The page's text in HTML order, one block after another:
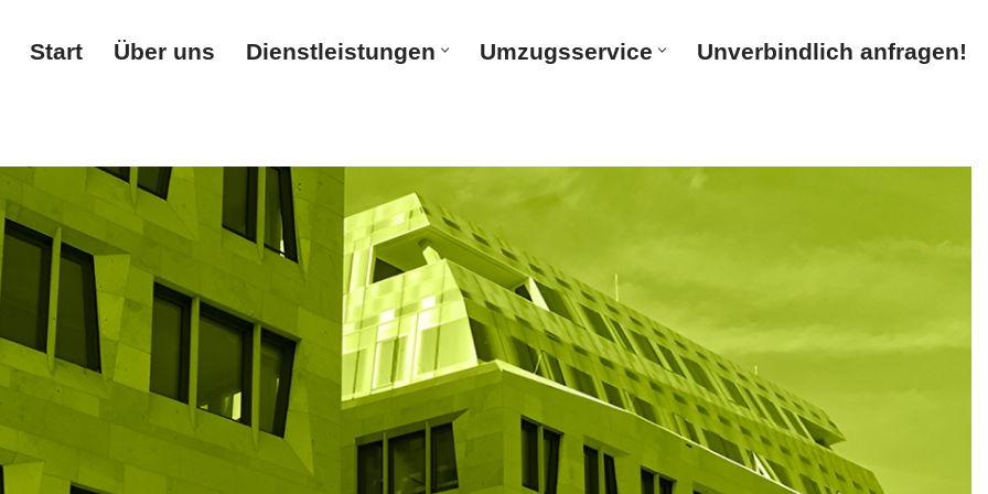
Start Über uns Dienstleistungen Umzugsservice Unverbindlich anfragen!